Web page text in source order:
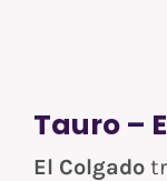
Tauro –
El Colgado